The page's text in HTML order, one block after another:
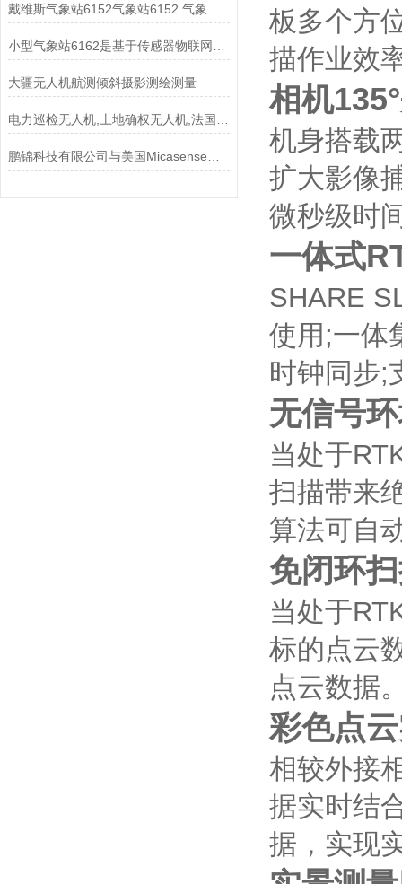
大疆无人机航测倾斜摄影测绘测量
板多个方
描作业效
相机
机身搭载
扩大影像
微秒级时
一体式
SHARE
使用;一体
时钟同步;
无信号
当处于
扫描带来
算法可自
免闭环
当处于
标的点云
点云数据
彩色点
相较外接
据实时结
据，实现